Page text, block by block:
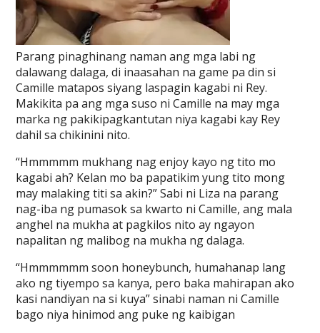
Parang pinaghinang naman ang mga labi ng
dalawang dalaga, di inaasahan na game pa din si
Camille matapos siyang laspagin kagabi ni Rey.
Makikita pa ang mga suso ni Camille na may mga
marka ng pakikipagkantutan niya kagabi kay Rey
dahil sa chikinini nito.
“Hmmmmm mukhang nag enjoy kayo ng tito mo
kagabi ah? Kelan mo ba papatikim yung tito mong
may malaking titi sa akin?” Sabi ni Liza na parang
nag-iba ng pumasok sa kwarto ni Camille, ang mala
anghel na mukha at pagkilos nito ay ngayon
napalitan ng malibog na mukha ng dalaga.
“Hmmmmmm soon honeybunch, humahanap lang
ako ng tiyempo sa kanya, pero baka mahirapan ako
kasi nandiyan na si kuya” sinabi naman ni Camille
bago niya hinimod ang puke ng kaibigan